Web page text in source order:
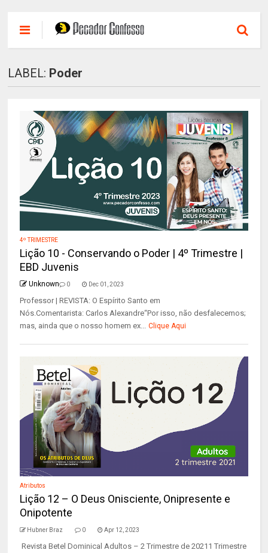
LABEL: Poder
4º TRIMESTRE
Lição 10 - Conservando o Poder | 4º Trimestre |
EBD Juvenis
Unknown 0 Dec 01, 2023
Professor | REVISTA: O Espírito Santo em
Nós.Comentarista: Carlos Alexandre“Por isso, não desfalecemos;
mas, ainda que o nosso homem ex... Clique Aqui
Atributos
Lição 12 – O Deus Onisciente, Onipresente e
Onipotente
Hubner Braz 0 Apr 12, 2023
Revista Betel Dominical Adultos – 2 Trimestre de 20211 Trimestre